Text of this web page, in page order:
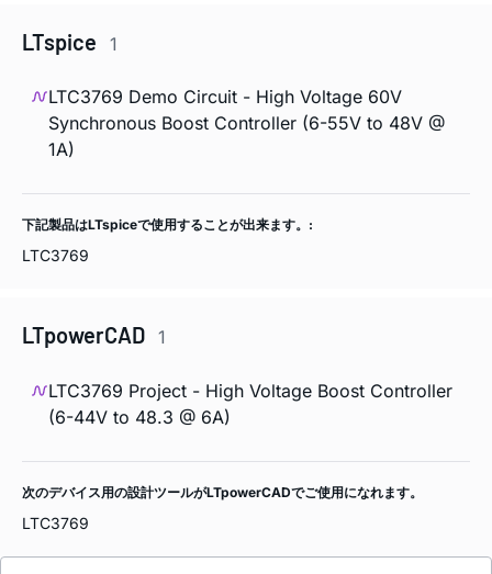
LTspice 1
LTC3769 Demo Circuit - High Voltage 60V
Synchronous Boost Controller (6-55V to 48V @
1A)
下記製品はLTspiceで使用することが出来ます。:
LTC3769
LTpowerCAD 1
LTC3769 Project - High Voltage Boost Controller
(6-44V to 48.3 @ 6A)
次のデバイス用の設計ツールがLTpowerCADでご使用になれます。
LTC3769